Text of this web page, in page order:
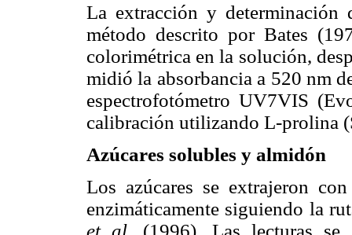
La extracción y
método descrito por Bates
colorimétrica en la solución,
midió la absorbancia a 520 nm
espectrofotómetro UV7VIS
calibración utilizando L-prolina
Azúcares solubles y almidón
Los azúcares se extrajeron
enzimáticamente siguiendo la
et al.
(1996). Las lecturas